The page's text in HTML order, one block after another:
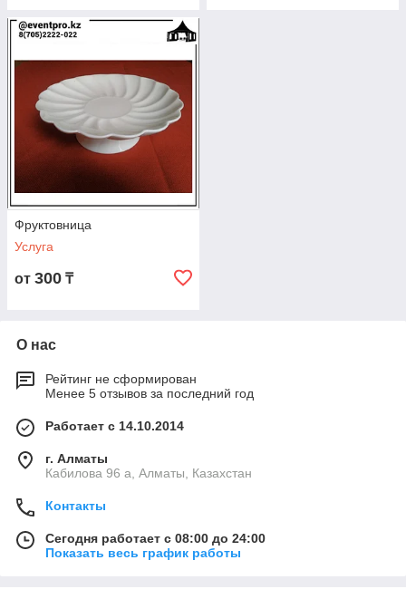
Фруктовница
Услуга
от 300 ₸
О нас
Рейтинг не сформирован
Менее 5 отзывов за последний год
Работает с 14.10.2014
г. Алматы
Кабилова 96 а, Алматы, Казахстан
Контакты
Сегодня работает с 08:00 до 24:00
Показать весь график работы